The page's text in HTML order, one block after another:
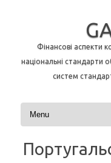
Фінансові аспекти
національні стандарти
систем
Перейти до контенту